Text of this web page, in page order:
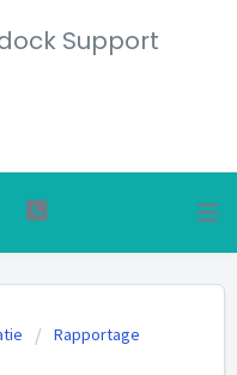
Support
Rapportage